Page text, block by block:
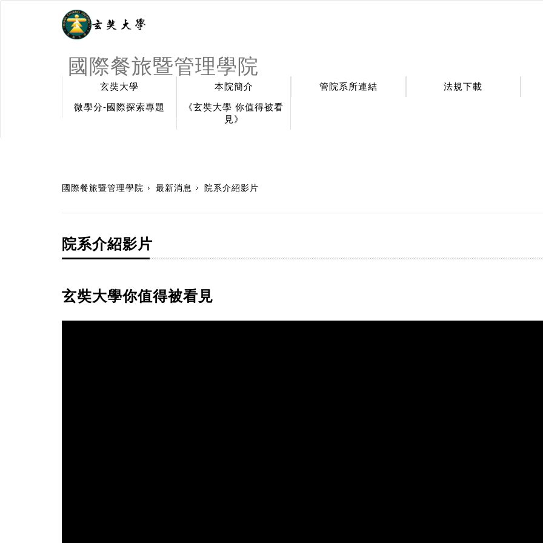
國際餐旅暨管理學院
玄奘大學 本院簡介 管院系所連結 法規下載
微學分-國際探索專題
《玄奘大學 你值得被看
見》
國際餐旅暨管理學院 最新消息 院系介紹影片
院系介紹影片
玄奘大學你值得被看見